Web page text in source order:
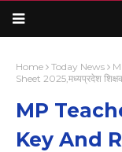
Home Today News
Sheet 2025,मध्यप्रदेश शिक्षक
MP
Key And